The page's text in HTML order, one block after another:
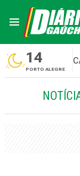
14
PORTO ALEGRE